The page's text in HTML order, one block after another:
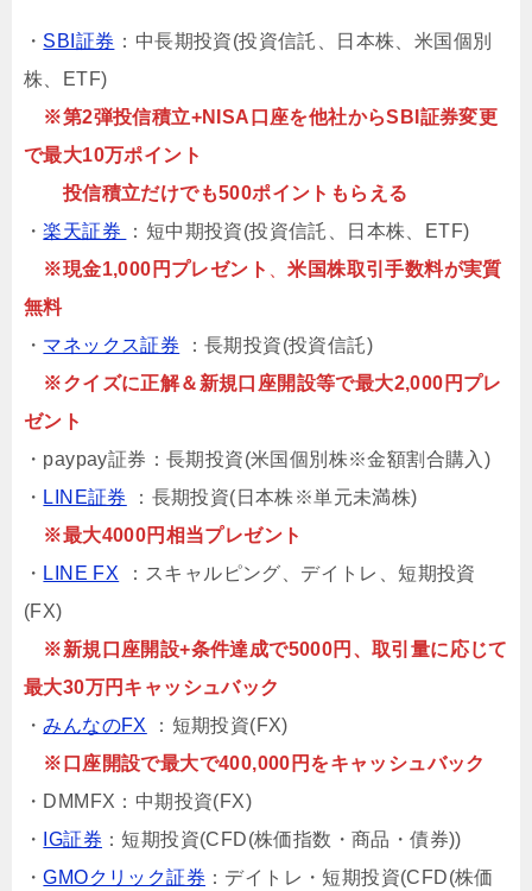
・ SBI証券 ：中長期投資(投資信託、日本株、米国個別
株、ETF)
※第2弾投信積立+NISA口座を他社からSBI証券変更
で最大10万ポイント
投信積立だけでも500ポイントもらえる
・楽天証券
：短中期投資(投資信託、日本株、ETF)
※現金1,000円プレゼント
、米国株取引手数料が実質
無料
・ マネックス証券 ：長期投資(投資信託)
※クイズに正解＆新規口座開設等で最大2,000円プレ
ゼント
・paypay証券：長期投資(米国個別株※金額割合購入)
・ LINE証券
：長期投資(日本株※単元未満株)
※最大4000円相当プレゼント
・ LINE FX
：スキャルピング、デイトレ、短期投資
(FX)
※新規口座開設+条件達成で5000円、取引量に応じて
最大30万円キャッシュバック
・みんなのFX
：短期投資(FX)
※口座開設で最大で400,000円をキャッシュバック
・DMMFX：中期投資(FX)
・
IG証券 ：短期投資(CFD(株価指数・商品・債券))
・GMOクリック証券 ：デイトレ・短期投資(CFD(株価